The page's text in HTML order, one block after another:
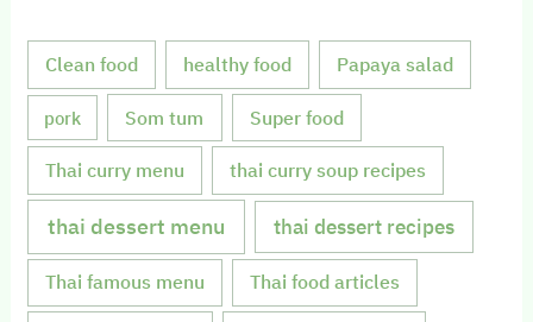
Clean food healthy food Papaya salad
pork Som tum Super food
Thai curry menu thai curry soup recipes
thai dessert menu thai dessert recipes
Thai famous menu Thai food articles